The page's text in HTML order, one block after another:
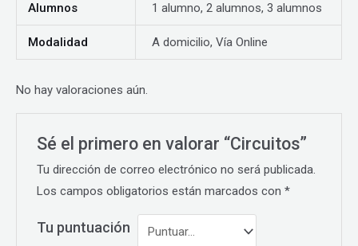
Alumnos 1 alumno, 2 alumnos, 3 alumnos
Modalidad A domicilio, Vía Online
No hay valoraciones aún.
Sé el primero en valorar “Circuitos”
Tu dirección de correo electrónico no será publicada.
Los campos obligatorios están marcados con*
Tu puntuación